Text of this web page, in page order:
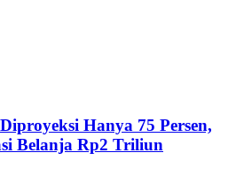
Hanya 75 Persen,
Belanja Rp2 Triliun